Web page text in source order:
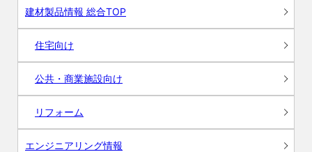
建材製品情報 総合TOP
住宅向け
公共・商業施設向け
リフォーム
エンジニアリング情報